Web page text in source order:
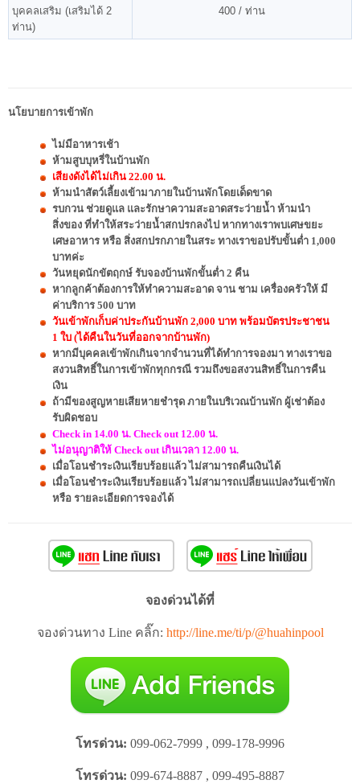
บุคคลเสริม (เสริมได้ 2
ท่าน)
400 / ท่าน
นโยบายการเข้าพัก
ไม่มีอาหารเช้า
ห้ามสูบบุหรี่ในบ้านพัก
เสียงดังได้ไม่เกิน 22.00 น.
ห้ามนำสัตว์เลี้ยงเข้ามาภายในบ้านพักโดยเด็ดขาด
รบกวน ช่วยดูแล และรักษาความสะอาดสระว่ายน้ำ ห้ามนำ
สิ่งของ ที่ทำให้สระว่ายน้ำสกปรกลงไป หากทางเราพบเศษขยะ
เศษอาหาร หรือ สิ่งสกปรกภายในสระ ทางเราขอปรับขั้นต่ำ 1,000
บาทค่ะ
วันหยุดนักขัตฤกษ์ รับจองบ้านพักขั้นต่ำ 2 คืน
หากลูกค้าต้องการให้ทำความสะอาด จาน ชาม เครื่องครัวให้ มี
ค่าบริการ 500 บาท
วันเข้าพักเก็บค่าประกันบ้านพัก 2,000 บาท พร้อมบัตรประชาชน
1 ใบ (ได้คืนในวันที่ออกจากบ้านพัก)
หากมีบุคคลเข้าพักเกินจากจำนวนที่ได้ทำการจองมา ทางเราขอ
สงวนสิทธิ์ในการเข้าพักทุกกรณี รวมถึงขอสงวนสิทธิ์ในการคืน
เงิน
ถ้ามีของสูญหายเสียหายชำรุด ภายในบริเวณบ้านพัก ผู้เช่าต้อง
รับผิดชอบ
Check in 14.00 น. Check out 12.00 น.
ไม่อนุญาติให้ Check out เกินเวลา 12.00 น.
เมื่อโอนชำระเงินเรียบร้อยแล้ว ไม่สามารถคืนเงินได้
เมื่อโอนชำระเงินเรียบร้อยแล้ว ไม่สามารถเปลี่ยนแปลงวันเข้าพัก
หรือ รายละเอียดการจองได้
จองด่วนได้ที่
จองด่วนทาง Line คลิ๊ก: http://line.me/ti/p/@huahinpool
โทรด่วน: 099-062-7999 , 099-178-9996
โทรด่วน: 099-674-8887 , 099-495-8887